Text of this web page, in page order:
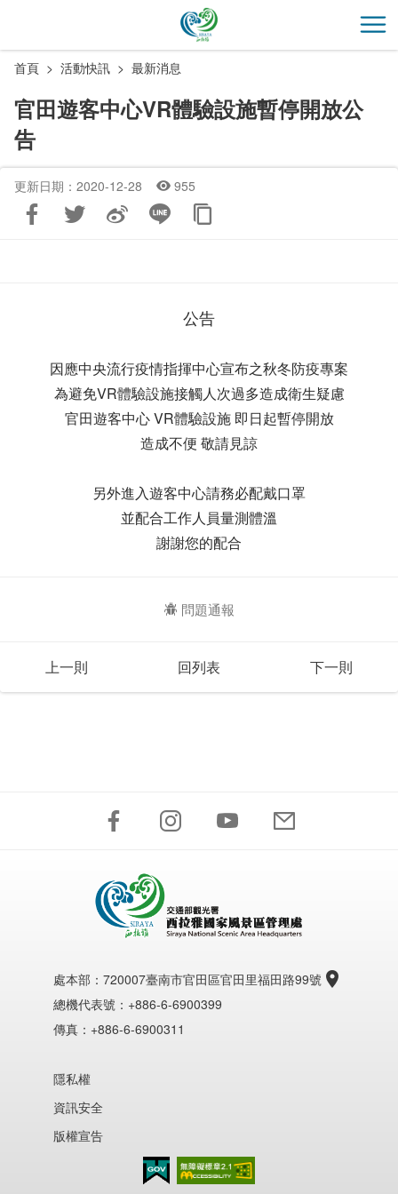
主
開
首頁 活動快訊 最新消息
官田遊客中心VR體驗設施暫停開放公
告
更新日期：2020-12-28 955
公告
因應中央流行疫情指揮中心宣布之秋冬防疫專案
為避免VR體驗設施接觸人次過多造成衛生疑慮
官田遊客中心 VR體驗設施 即日起暫停開放
造成不便 敬請見諒
另外進入遊客中心請務必配戴口罩
並配合工作人員量測體溫
謝謝您的配合
問題通報
上一則 回列表 下一則
處本部： 720007臺南市官田區官田里福田路99號
總機代表號：+886-6-6900399
傳真：+886-6-6900311
隱私權
資訊安全
版權宣告